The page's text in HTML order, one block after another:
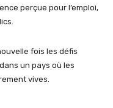
perçue pour l’emploi,
fois les défis
un pays où les
vives.